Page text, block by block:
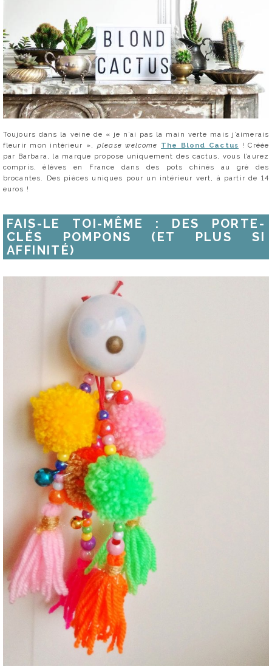
Toujours dans la veine de « je n’ai pas la main verte mais j’aimerais
fleurir mon intérieur »,
please welcome The Blond Cactus ! Créée
par Barbara, la marque propose uniquement des cactus, vous l’aurez
compris, élèves en France dans des pots chinés au gré des
brocantes. Des pièces uniques pour un intérieur vert, à partir de 14
euros !
FAIS-LE TOI-MÊME : DES PORTE-
CLÉS POMPONS (ET PLUS SI
AFFINITÉ)